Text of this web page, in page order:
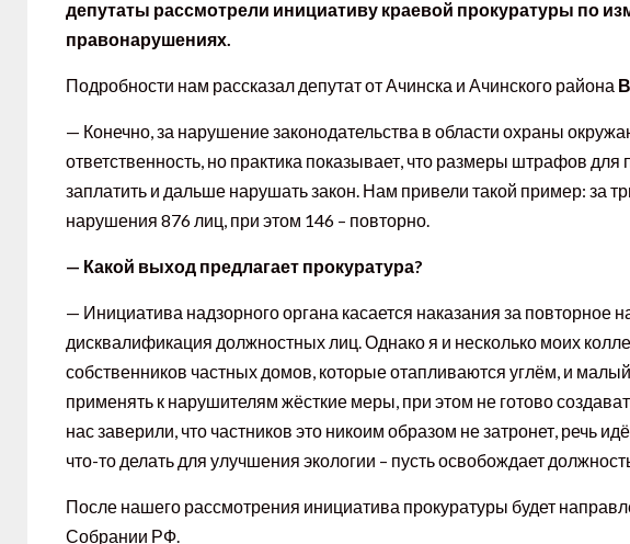
депутаты рассмотрели инициативу краевой прокуратуры по
правонарушениях.
Подробности нам рассказал депутат от Ачинска и Ачинского района
— Конечно, за нарушение законодательства в области охраны
ответственность, но практика показывает, что размеры штрафов
заплатить и дальше нарушать закон. Нам привели такой пример: за
нарушения 876 лиц, при этом 146 – повторно.
— Какой выход предлагает прокуратура?
— Инициатива надзорного органа касается наказания за повторное
дисквалификация должностных лиц. Однако я и несколько моих
собственников частных домов, которые отапливаются углём, и
применять к нарушителям жёсткие меры, при этом не готово
нас заверили, что частников это никоим образом не затронет, речь
что-то делать для улучшения экологии – пусть освобождает
После нашего рассмотрения инициатива прокуратуры будет
Собрании РФ.